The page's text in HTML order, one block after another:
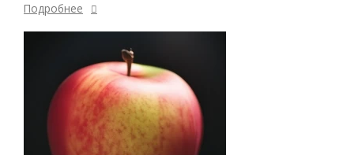
Подробнее